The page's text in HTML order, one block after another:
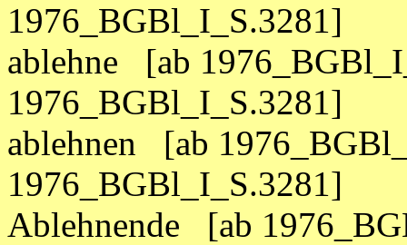
1976_BGBl_I_S.3281]
ablehne [ab
1976_BGBl_I_S.3281]
ablehnen [ab
1976_BGBl_I_S.3281]
Ablehnende [ab